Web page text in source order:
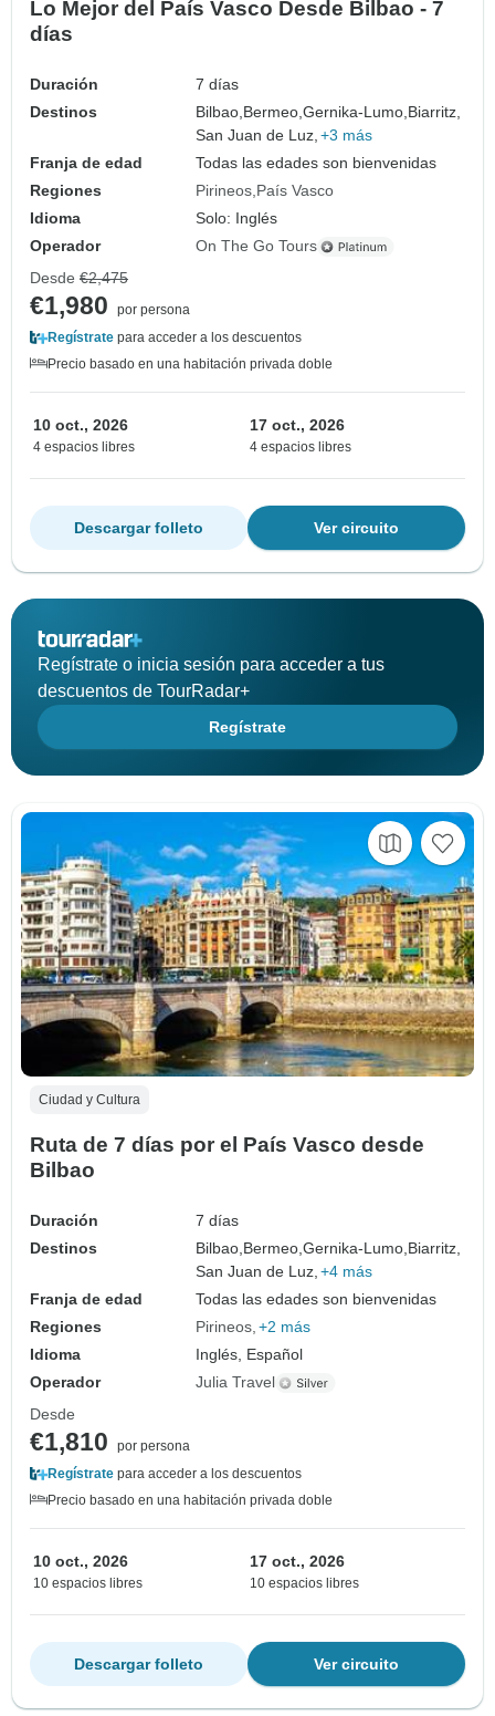
Lo Mejor del País Vasco Desde Bilbao - 7
días
Duración
7 días
Destinos
Bilbao, Bermeo,Gernika-Lumo, Biarritz,
San Juan de Luz, +3 más
Franja de edad
Todas las edades son bienvenidas
Regiones
Pirineos País Vasco
Idioma
Solo: Inglés
Operador
On The Go Tours
Desde €2,475
€1,980
por persona
Regístrate para acceder a los descuentos
Precio basado en una habitación privada doble
10 oct., 2026
4 espacios libres
17 oct., 2026
4 espacios libres
Ver circuito
Descargar folleto
Regístrate o inicia sesión para acceder a tus
descuentos de TourRadar+
Regístrate
Ciudad y Cultura
Ruta de 7 días por el País Vasco desde
Bilbao
Duración
7 días
Destinos
Bilbao,Bermeo,Gernika-Lumo,Biarritz,
San Juan de Luz, +4 más
Franja de edad
Todas las edades son bienvenidas
Regiones
Pirineos +2 más
Idioma
Inglés, Español
Operador
Julia Travel
Desde
€1,810
por persona
Regístrate para acceder a los descuentos
Precio basado en una habitación privada doble
10 oct., 2026
10 espacios libres
17 oct., 2026
10 espacios libres
Ver circuito
Descargar folleto